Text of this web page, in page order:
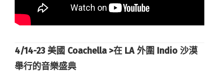
4/14-23美國 Coachella >在 LA外圍 Indio 沙漠
舉行的音樂盛典